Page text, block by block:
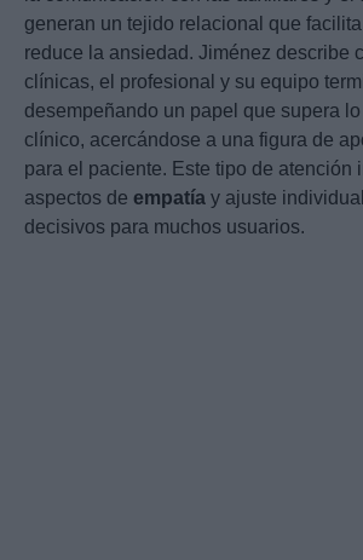
generan un tejido relacional que
reduce la ansiedad. Jiménez describe
clínicas, el profesional y su equipo
desempeñando un papel que supera
clínico, acercándose a una figura de
para el paciente. Este tipo de atención
aspectos de empatía y ajuste
decisivos para muchos usuarios.